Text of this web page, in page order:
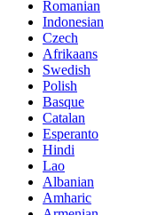
Romanian
Indonesian
Czech
Afrikaans
Swedish
Polish
Basque
Catalan
Esperanto
Hindi
Lao
Albanian
Amharic